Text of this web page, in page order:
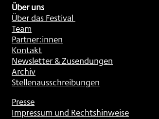
Über uns
Über das Festival
Team
Partner:innen
Kontakt
Newsletter & Zusendungen
Archiv
Stellenausschreibungen
Presse
Impressum und Rechtshinweise